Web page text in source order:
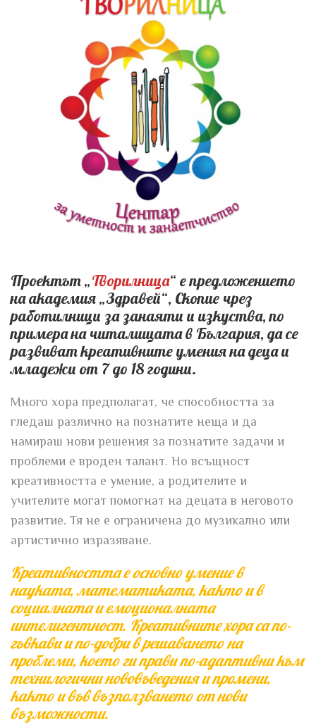
Проектът „Творилница“ е предложението
на академия „Здравей“, Скопие чрез
работилници за занаяти и изкуства, по
примера на читалищата в България, да се
развиват креативните умения на деца и
младежи от 7 до 18 години.
Много хора предполагат, че способността за
гледаш различно на познатите неща и да
намираш нови решения за познатите задачи и
проблеми е вроден талант. Но всъщност
креативността е умение, a родителите и
учителите могат помогнат на децата в неговото
развитие. Тя не е ограничена до музикално или
артистично изразяване.
Креативността е основно умение в
науката, математиката, както и в
социалната и емоционалната
интелигентност. Креативните хора са по-
гъвкави и по-добри в решаването на
проблеми, което ги прави по-адаптивни към
технилогични нововъведения и промени,
както и във възползването от нови
възможности.